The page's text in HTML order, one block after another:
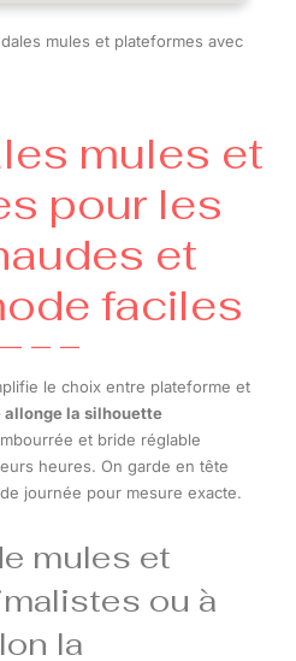
mules et plateformes avec
mules et
pour les
et
faciles
le choix entre plateforme et
allonge la silhouette
et bride réglable
heures. On garde en tête
journée pour mesure exacte.
mules et
ou à
la